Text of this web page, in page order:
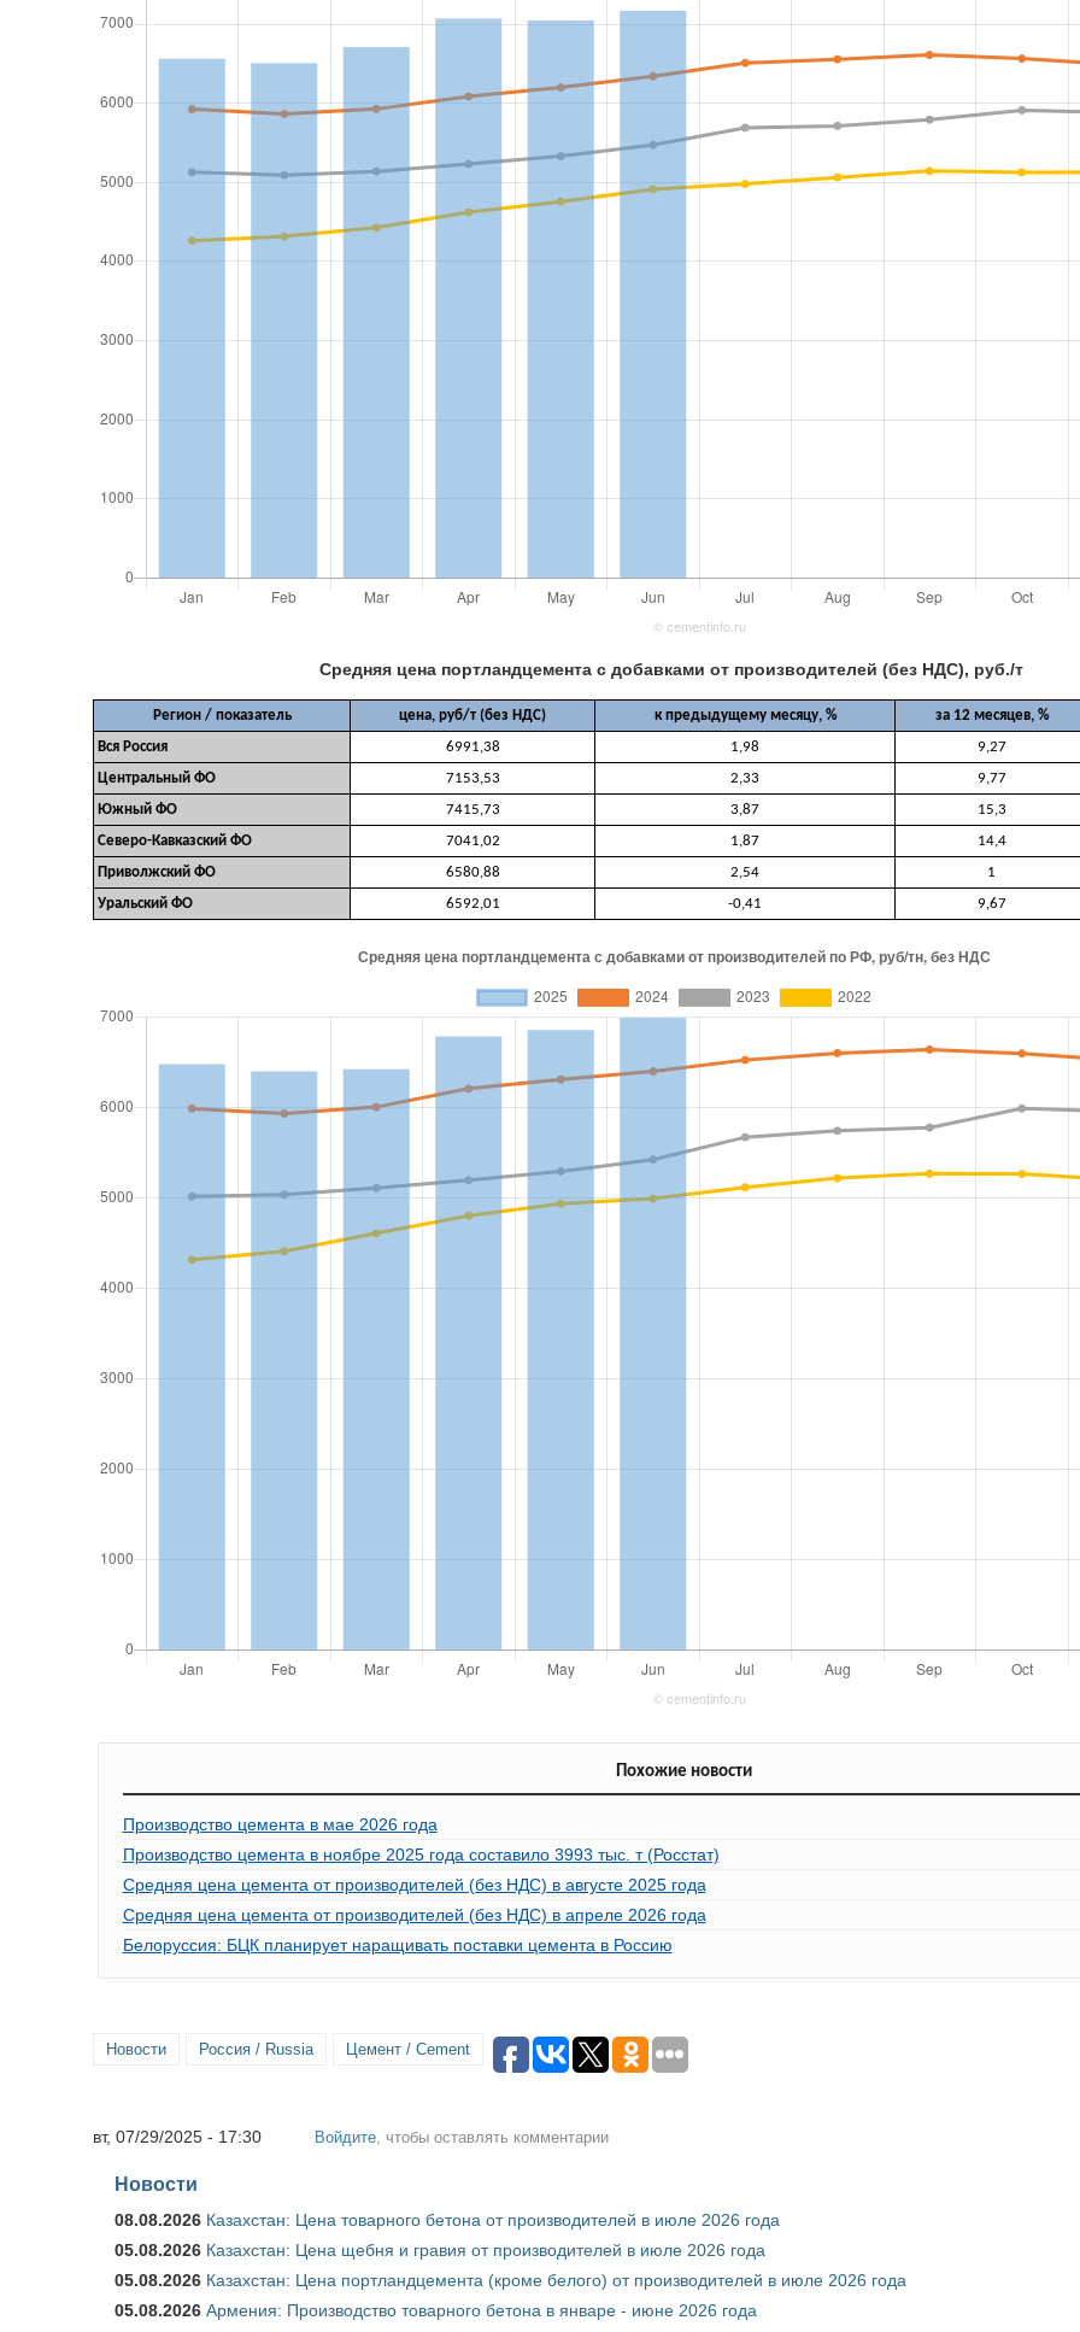
Средняя цена портландцемента с добавками от производителей (без НДС), руб./т
Регион / показатель цена, руб/т (без НДС) к предыдущему месяцу, % за 12 месяцев, %
Вся Россия
6991,38 1,98 9,27
Центральный ФО
7153,53 2,33 9,77
Южный ФО
7415,73 3,87 15,3
Северо-Кавказский ФО
7041,02 1,87 14,4
Приволжский ФО
6580,88 2,54 1
Уральский ФО
6592,01 -0,41 9,67
Похожие новости
Производство цемента в мае 2026 года
Производство цемента в ноябре 2025 года составило 3993 тыс. т (Росстат)
Средняя цена цемента от производителей (без НДС) в августе 2025 года
Средняя цена цемента от производителей (без НДС) в апреле 2026 года
Белоруссия: БЦК планирует наращивать поставки цемента в Россию
Новости Россия / Russia Цемент / Cement
вт, 07/29/2025 - 17:30 Войдите , чтобы оставлять комментарии
Новости
08.08.2026 Казахстан: Цена товарного бетона от производителей в июле 2026 года
05.08.2026 Казахстан: Цена щебня и гравия от производителей в июле 2026 года
05.08.2026 Казахстан: Цена портландцемента (кроме белого) от производителей в июле 2026 года
05.08.2026 Армения: Производство товарного бетона в январе - июне 2026 года